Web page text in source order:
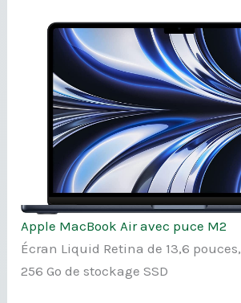
Apple MacBook Air avec puce M2
Écran Liquid Retina de 13,6 pouces,
256 Go de stockage SSD